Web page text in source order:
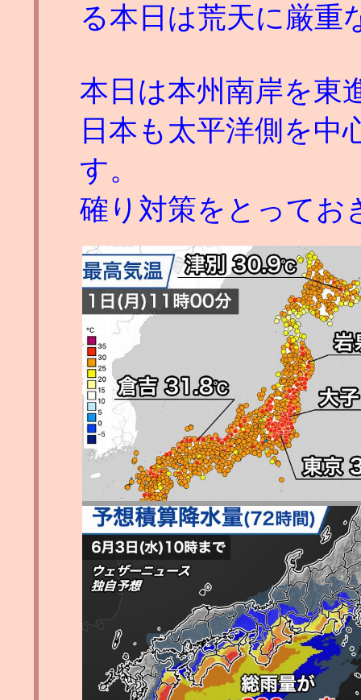
る本日は荒天に厳重
本日は本州南岸を東
日本も太平洋側を中
す。
確り対策をとってお